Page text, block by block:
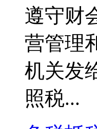
遵守财
营管理
机关发
照税...